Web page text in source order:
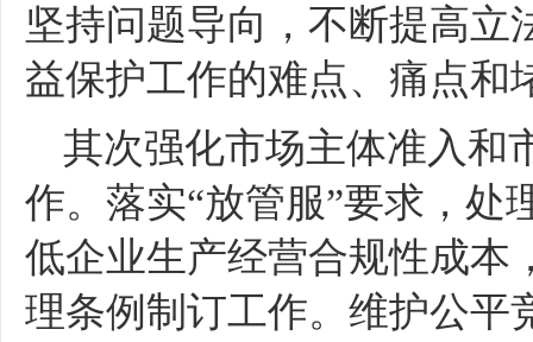
坚持问题导向，不断提高立
益保护工作的难点、痛点和
其次强化市场主体准入和
作。落实“放管服”要求，处
低企业生产经营合规性成本
理条例制订工作。维护公平